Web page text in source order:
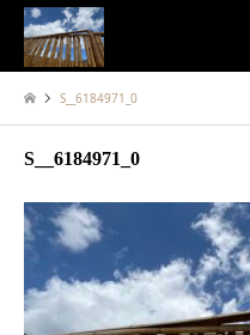
S__6184971_0
S__6184971_0